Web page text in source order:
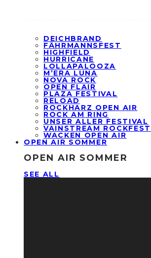
DEICHBRAND
FÄHRMANNSFEST
HIGHFIELD
HURRICANE
LOLLAPALOOZA
M’ERA LUNA
NOVA ROCK
OPEN FLAIR
PLAZA FESTIVAL
RELOAD
ROCKHARZ OPEN AIR
ROCK AM RING
UNSER ALLER FESTIVAL
VAINSTREAM ROCKFEST
WACKEN OPEN AIR
OPEN AIR SOMMER
OPEN AIR SOMMER
SEE ALL